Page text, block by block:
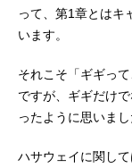
って、第1章とはキ
います。
それこそ「ギギっ
ですが、ギギだけ
ったように思いまし
ハサウェイに関し